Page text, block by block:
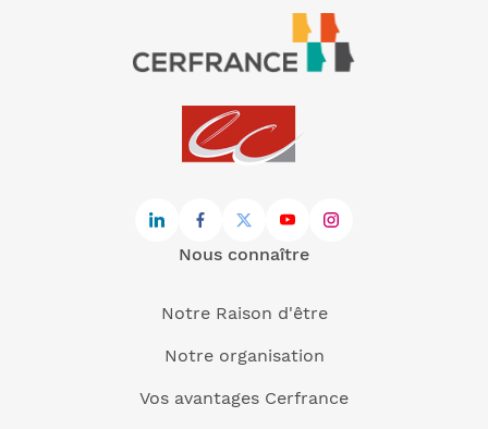
Nous connaître
Notre Raison d'être
Notre organisation
Vos avantages Cerfrance